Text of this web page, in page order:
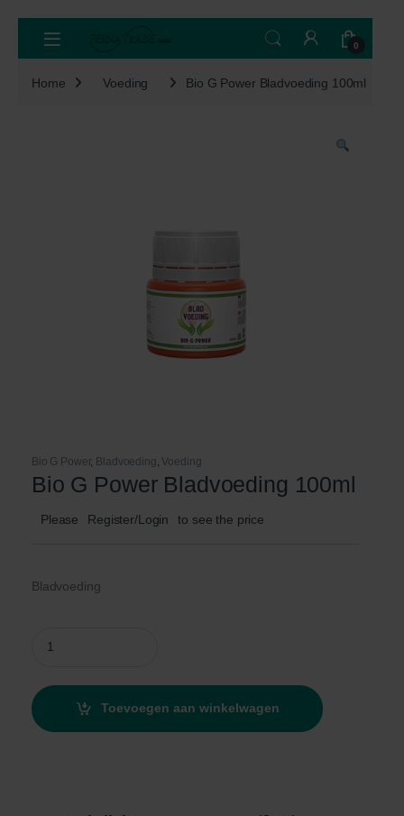
Open 0
Home Voeding Bio G Power Bladvoeding 100ml
Bio G Power, Bladvoeding ,Voeding
Bio G Power Bladvoeding 100ml
Please Register/Login to see the price
Bladvoeding
Toevoegen aan winkelwagen